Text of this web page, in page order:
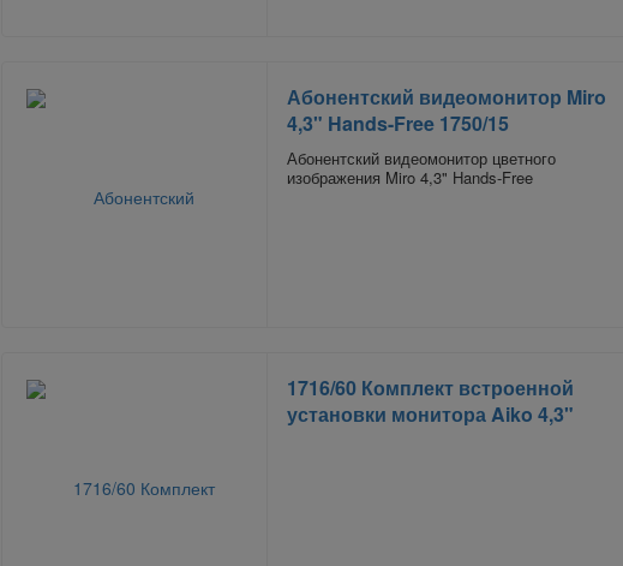
Абонентский видеомонитор Miro
4,3" Hands-Free 1750/15
Абонентский видеомонитор цветного
изображения Miro 4,3" Hands-Free
1716/60 Комплект встроенной
установки монитора Aiko 4,3"